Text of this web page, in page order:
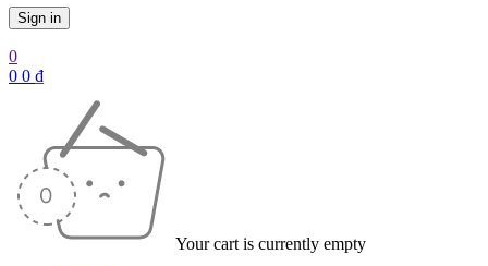
0
0 0 ₫
Your cart is currently empty